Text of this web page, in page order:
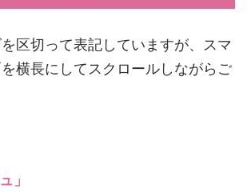
区切って表記していますが、スマ
横長にしてスクロールしながらご
」